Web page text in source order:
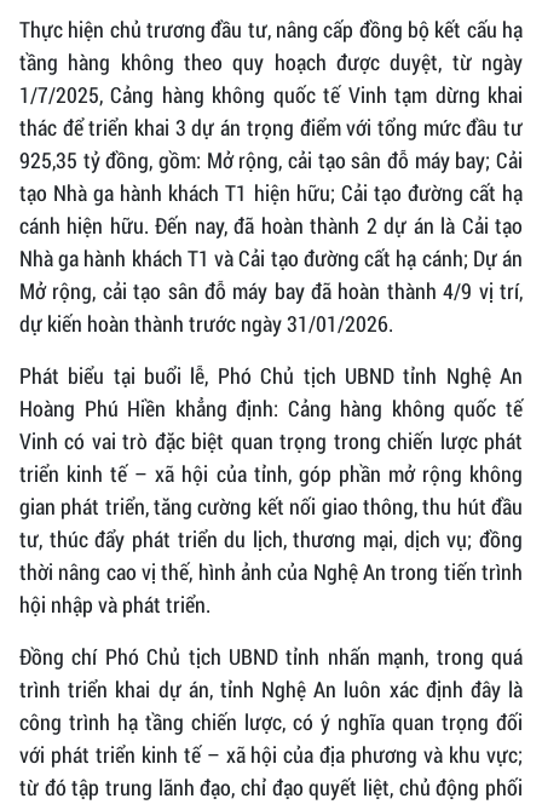
Thực hiện chủ trương đầu tư, nâng cấp đồng bộ kết cấu hạ
tầng hàng không theo quy hoạch được duyệt, từ ngày
1/7/2025, Cảng hàng không quốc tế Vinh tạm dừng khai
thác để triển khai 3 dự án trọng điểm với tổng mức đầu tư
925,35 tỷ đồng, gồm: Mở rộng, cải tạo sân đỗ máy bay; Cải
tạo Nhà ga hành khách T1 hiện hữu; Cải tạo đường cất hạ
cánh hiện hữu. Đến nay, đã hoàn thành 2 dự án là Cải tạo
Nhà ga hành khách T1 và Cải tạo đường cất hạ cánh; Dự án
Mở rộng, cải tạo sân đỗ máy bay đã hoàn thành 4/9 vị trí,
dự kiến hoàn thành trước ngày 31/01/2026.
Phát biểu tại buổi lễ, Phó Chủ tịch UBND tỉnh Nghệ An
Hoàng Phú Hiền khẳng định: Cảng hàng không quốc tế
Vinh có vai trò đặc biệt quan trọng trong chiến lược phát
triển kinh tế – xã hội của tỉnh, góp phần mở rộng không
gian phát triển, tăng cường kết nối giao thông, thu hút đầu
tư, thúc đẩy phát triển du lịch, thương mại, dịch vụ; đồng
thời nâng cao vị thế, hình ảnh của Nghệ An trong tiến trình
hội nhập và phát triển.
Đồng chí Phó Chủ tịch UBND tỉnh nhấn mạnh, trong quá
trình triển khai dự án, tỉnh Nghệ An luôn xác định đây là
công trình hạ tầng chiến lược, có ý nghĩa quan trọng đối
với phát triển kinh tế – xã hội của địa phương và khu vực;
từ đó tập trung lãnh đạo, chỉ đạo quyết liệt, chủ động phối